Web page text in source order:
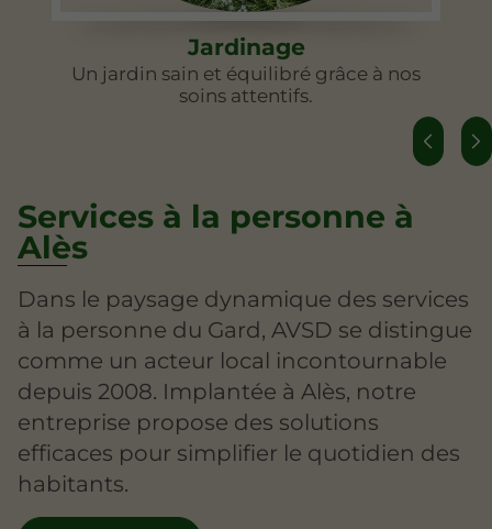
Jardinage
Un jardin sain et équilibré grâce à nos
soins attentifs.
Services à la personne à
Alès
Dans le paysage dynamique des services
à la personne du Gard, AVSD se distingue
comme un acteur local incontournable
depuis 2008. Implantée à Alès, notre
entreprise propose des solutions
efficaces pour simplifier le quotidien des
habitants.